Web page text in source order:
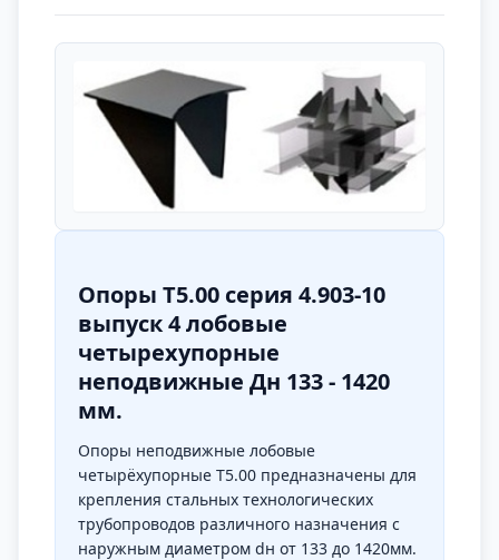
Опоры Т5.00 серия 4.903-10
выпуск 4 лобовые
четырехупорные
неподвижные Дн 133 - 1420
мм.
Опоры неподвижные лобовые
четырёхупорные Т5.00 предназначены для
крепления стальных технологических
трубопроводов различного назначения с
наружным диаметром dн от 133 до 1420мм.